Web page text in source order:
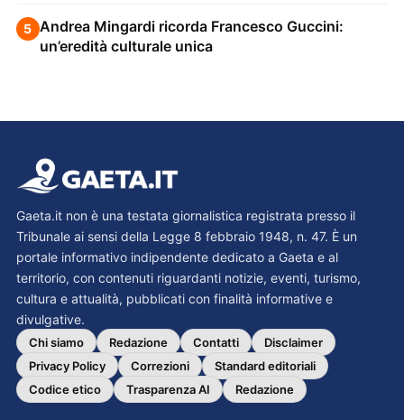
5 Andrea Mingardi ricorda Francesco Guccini:
un’eredità culturale unica
Gaeta.it non è una testata giornalistica registrata presso il
Tribunale ai sensi della Legge 8 febbraio 1948, n. 47. È un
portale informativo indipendente dedicato a Gaeta e al
territorio, con contenuti riguardanti notizie, eventi, turismo,
cultura e attualità, pubblicati con finalità informative e
divulgative.
Chi siamo Redazione Contatti
Disclaimer
Privacy Policy
Correzioni
Standard editoriali
Codice etico
Trasparenza AI Redazione